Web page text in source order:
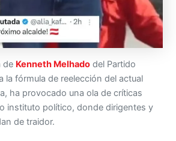
de Kenneth Melhado del Partido
la fórmula de reelección del actual
ha provocado una ola de críticas
instituto político, donde dirigentes y
de traidor.